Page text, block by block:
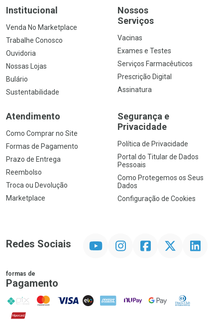
Institucional
Venda No Marketplace
Trabalhe Conosco
Ouvidoria
Nossas Lojas
Bulário
Sustentabilidade
Nossos
Serviços
Vacinas
Exames e Testes
Serviços Farmacêuticos
Prescrição Digital
Assinatura
Atendimento
Como Comprar no Site
Formas de Pagamento
Prazo de Entrega
Reembolso
Troca ou Devolução
Marketplace
Segurança e
Privacidade
Política de Privacidade
Portal do Titular de Dados
Pessoais
Como Protegemos os Seus
Dados
Configuração de Cookies
Redes Sociais InstagramFacebookTwitter Linkedin
formas de
Pagamento
PIX MasterCard
VISA ELO AMEX NuPay Google PayDiners Club
Hipercard